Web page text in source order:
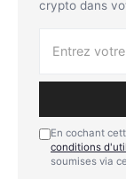
crypto dans
En cochant
conditions
soumises via